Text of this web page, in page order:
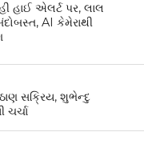
હાઈ એલર્ટ પર, લાલ
AI કેમેરાથી
સક્રિય, શુભેન્દુ
ચર્ચા